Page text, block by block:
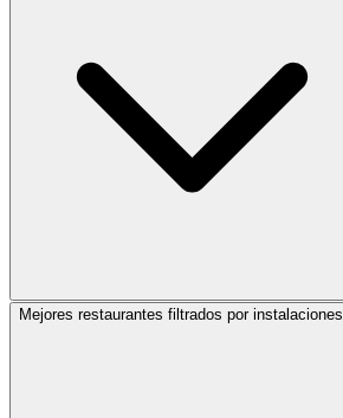
Mejores restaurantes filtrados por instalaciones